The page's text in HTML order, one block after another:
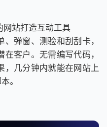
网站打造互动工具
弹窗、测验和刮刮卡，
客户。无需编写代码，
，几分钟内就能在网站上
。